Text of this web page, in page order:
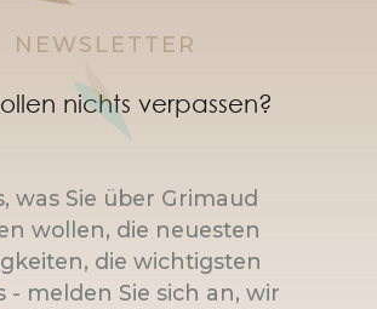
NEWSLETTER
nichts verpassen?
was Sie über Grimaud
wollen, die neuesten
die wichtigsten
- melden Sie sich an, wir